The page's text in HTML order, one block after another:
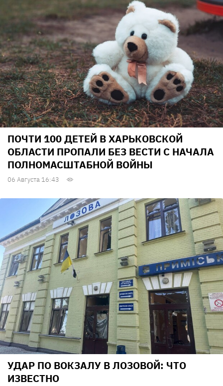
ПОЧТИ 100 ДЕТЕЙ В ХАРЬКОВСКОЙ
ОБЛАСТИ ПРОПАЛИ БЕЗ ВЕСТИ С НАЧАЛА
ПОЛНОМАСШТАБНОЙ ВОЙНЫ
06 Августа 16:43
УДАР ПО ВОКЗАЛУ В ЛОЗОВОЙ: ЧТО
ИЗВЕСТНО